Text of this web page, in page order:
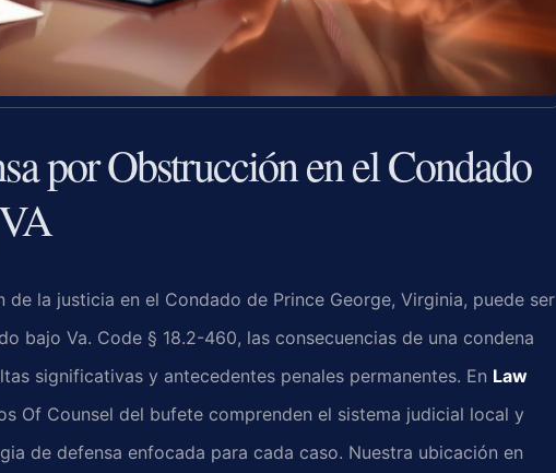
por Obstrucción en el Condado
la justicia en el Condado de Prince George, Virginia, puede ser
bajo Va. Code § 18.2-460, las consecuencias de una condena
significativas y antecedentes penales permanentes. En Law
Of Counsel del bufete comprenden el sistema judicial local y
de defensa enfocada para cada caso. Nuestra ubicación en